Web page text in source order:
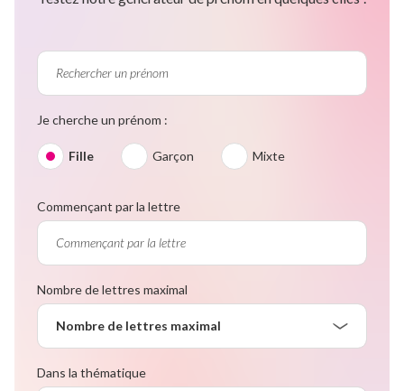
Je cherche un prénom :
Fille Garçon Mixte
Commençant par la lettre
Nombre de lettres maximal
Nombre de lettres maximal
Dans la thématique